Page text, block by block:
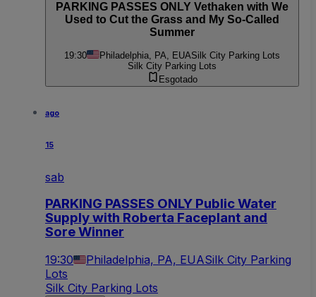
PARKING PASSES ONLY Vethaken with We
Used to Cut the Grass and My So-Called
Summer
19:30 Philadelphia, PA, EUASilk City Parking Lots
Silk City Parking Lots
Esgotado
ago
15
sab
PARKING PASSES ONLY Public Water
Supply with Roberta Faceplant and
Sore Winner
19:30 Philadelphia, PA, EUASilk City Parking
Lots
Silk City Parking Lots